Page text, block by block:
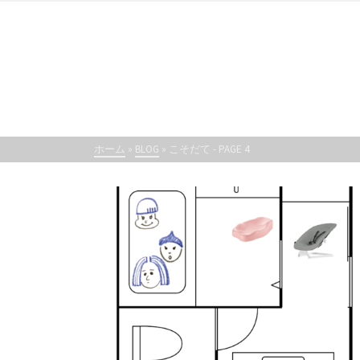
ホーム » BLOG » こそだて - PAGE 4